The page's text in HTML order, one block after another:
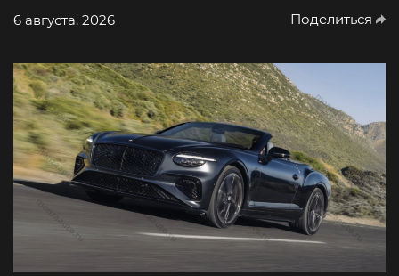
6 августа, 2026 Поделиться